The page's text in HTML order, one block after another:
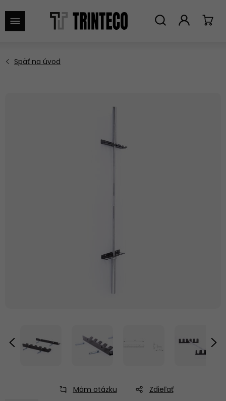
VYHĽADAŤ
Mám otázku Zdieľať